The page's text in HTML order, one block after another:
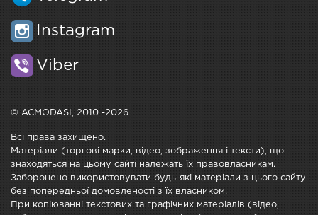
Instagram
Viber
© ACMODASI, 2010 -2026
Всі права захищено.
Матеріали (торгові марки, відео, зображення і тексти), що
знаходяться на цьому сайті належать їх правовласникам.
Заборонено використовувати будь-які матеріали з цього сайту
без попередньої домовленості з їх власником.
При копіюванні текстових та графічних матеріалів (відео,